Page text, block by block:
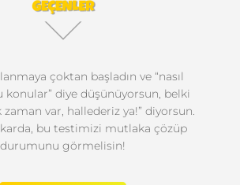
çoktan başladın ve “nasıl
konular” diye düşünüyorsun, belki
zaman var, hallederiz ya!” diyorsun.
bu testimizi mutlaka çözüp
durumunu görmelisin!